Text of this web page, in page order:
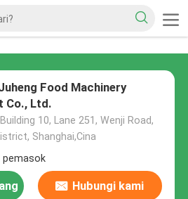
Food Machinery
Co., Ltd.
10, Lane 251, Wenji Road,
Shanghai,Cina
pemasok
Hubungi kami